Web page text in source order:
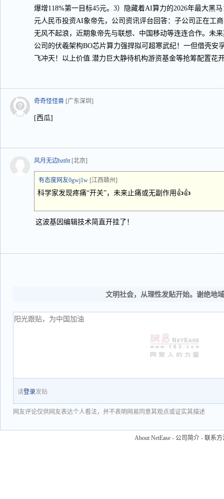
爆增118%第一目标45元。3）隐藏着AI算力的2026年最大黑
元人民币投资AI象帝先，公司资讯评台回答：子公司正在工
无风不起浪，近期象帝先与联想、中国移动等连连合作。未
公司的伏羲架构BO芯片算力强捍拟可超寒武纪！一但借壳安
飞冲天！以上价值.潜力巨大静待机构游资基金等抢筹配置花
奇奇怪怪兽 [广东深圳]
[西瓜]
风月无边bztftt [北京]
有态度网友0gwj1w [江西赣州]
科学家发现疼痛“开关”，未来止痛或无副作用👍👍
这波基因编辑技术简直开挂了！
文明社会，从理性发贴开始。谢绝地
请登录发贴
网友评论仅供网友表达个人看法，并不表明网易同意其观点或证实其描述
About NetEase - 公司简介 - 联系方